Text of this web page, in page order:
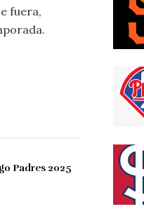
fuera,
Padres 2025